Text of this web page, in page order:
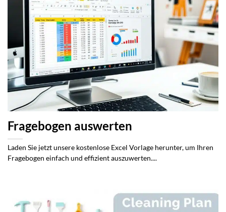
Fragebogen auswerten
Laden Sie jetzt unsere kostenlose Excel Vorlage herunter, um Ihren
Fragebogen einfach und effizient auszuwerten....